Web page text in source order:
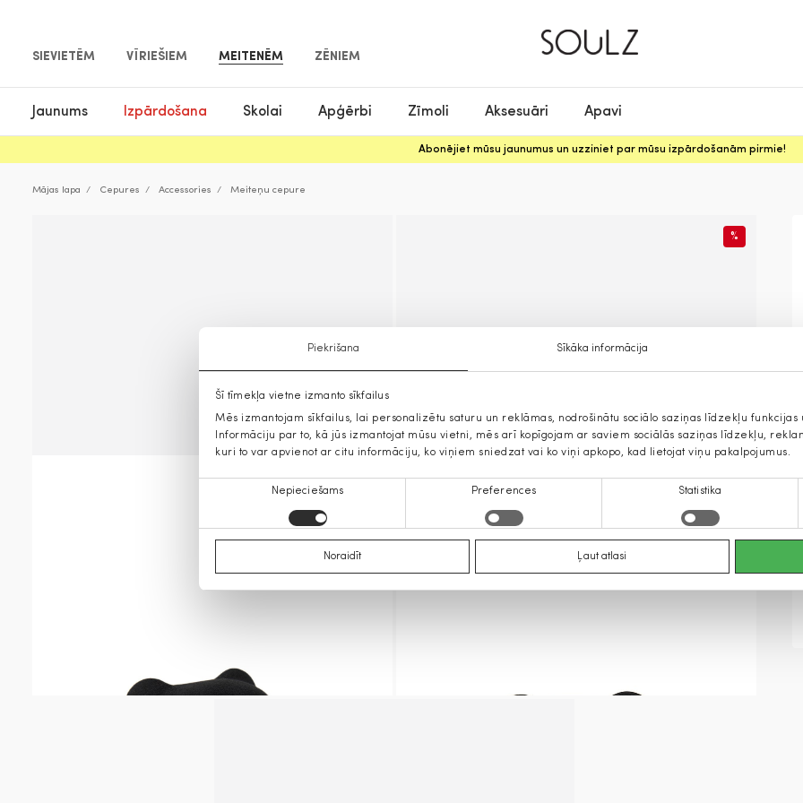
Piekrišana Sīkāka informācija
Šī tīmekļa vietne izmanto sīkfailus
Mēs izmantojam sīkfailus, lai personalizētu saturu un reklāmas, nodrošinātu sociālo saziņas līdzekļu funkcijas
Informāciju par to, kā jūs izmantojat mūsu vietni, mēs arī kopīgojam ar saviem sociālās saziņas līdzekļu,
kuri to var apvienot ar citu informāciju, ko viņiem sniedzat vai ko viņi apkopo, kad lietojat viņu pakalpojumus.
Nepieciešams Preferences Statistika
Noraidīt Ļaut atlasi
SIEVIETĒM VĪRIEŠIEM MEITENĒM ZĒNIEM
Jaunums Izpārdošana Skolai Apģērbi Zīmoli Aksesuāri Apavi
Abonējiet mūsu jaunumus un uzziniet par mūsu izpārdošanām pirmie!
Mājas lapa Cepures Accessories Meiteņu cepure
%